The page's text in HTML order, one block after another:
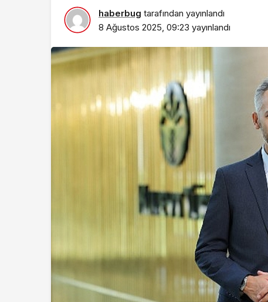
haberbug tarafından yayınlandı
8 Ağustos 2025, 09:23 yayınlandı
DEÜ Hastanesinde
Dönüşüm